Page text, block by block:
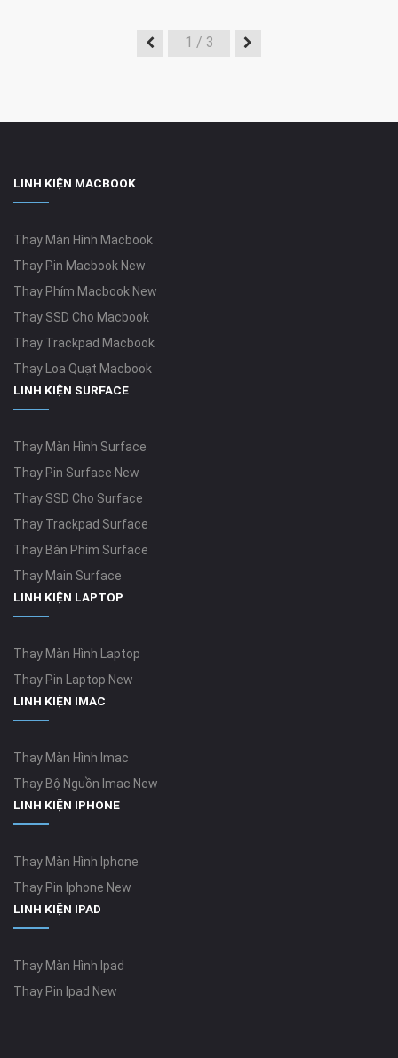
1 / 3
LINH KIỆN MACBOOK
Thay Màn Hình Macbook
Thay Pin Macbook New
Thay Phím Macbook New
Thay SSD Cho Macbook
Thay Trackpad Macbook
Thay Loa Quạt Macbook
LINH KIỆN SURFACE
Thay Màn Hình Surface
Thay Pin Surface New
Thay SSD Cho Surface
Thay Trackpad Surface
Thay Bàn Phím Surface
Thay Main Surface
LINH KIỆN LAPTOP
Thay Màn Hình Laptop
Thay Pin Laptop New
LINH KIỆN IMAC
Thay Màn Hình Imac
Thay Bộ Nguồn Imac New
LINH KIỆN IPHONE
Thay Màn Hình Iphone
Thay Pin Iphone New
LINH KIỆN IPAD
Thay Màn Hình Ipad
Thay Pin Ipad New